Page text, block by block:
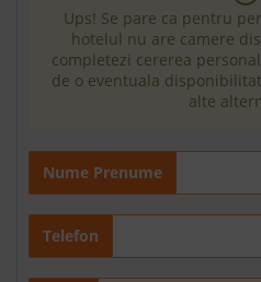
Ups! Se pare ca pentru
hotelul nu are camere
completezi cererea
de o eventuala
alte
Nume Prenume
Telefon